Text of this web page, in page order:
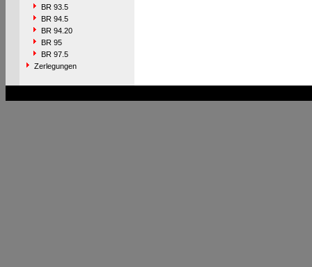
BR 93.5
BR 94.5
BR 94.20
BR 95
BR 97.5
Zerlegungen